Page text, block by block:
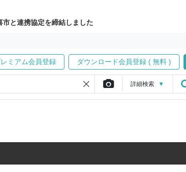
と連携協定を締結しました
ミアム会員登録 ダウンロード会員登録 ( 無料 )
詳細検索 ▼